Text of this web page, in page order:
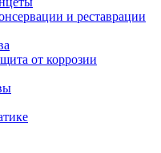
и реставрации
от коррозии